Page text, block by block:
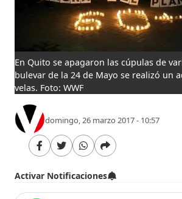
En Quito se apagaron las cúpulas de
bulevar de la 24 de Mayo se realizó un
velas. Foto: WWF
domingo, 26 marzo 2017 - 10:57
Activar Notificaciones